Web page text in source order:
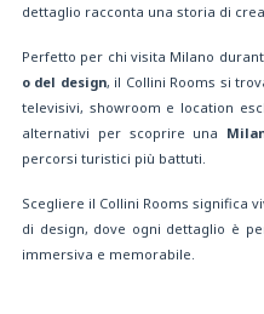
dettaglio racconta una storia di
Perfetto per chi visita Milano
o del design, il Collini Rooms si
televisivi, showroom e location
alternativi per scoprire una
percorsi turistici più battuti.
Scegliere il Collini Rooms significa
di design, dove ogni dettaglio è
immersiva e memorabile.